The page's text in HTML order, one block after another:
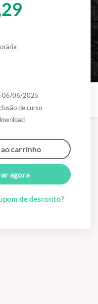
06/06/2025
de curso
carrinho
agora
de desconto?